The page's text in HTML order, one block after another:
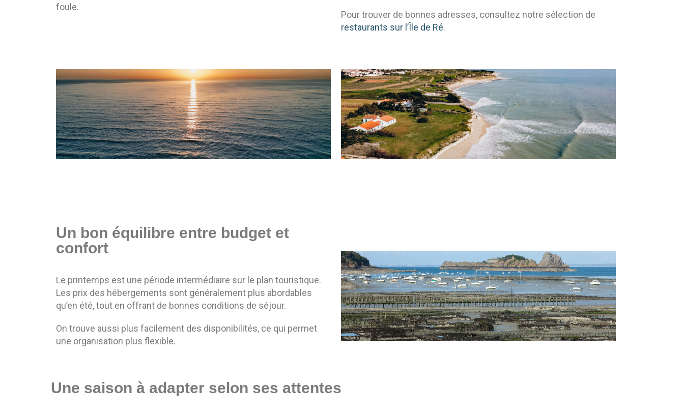
foule.
Pour trouver de bonnes adresses, consultez notre sélection de
restaurants sur l’Île de Ré.
Un bon équilibre entre budget et
confort
Le printemps est une période intermédiaire sur le plan touristique.
Les prix des hébergements sont généralement plus abordables
qu’en été, tout en offrant de bonnes conditions de séjour.
On trouve aussi plus facilement des disponibilités, ce qui permet
une organisation plus flexible.
Une saison à adapter selon ses attentes